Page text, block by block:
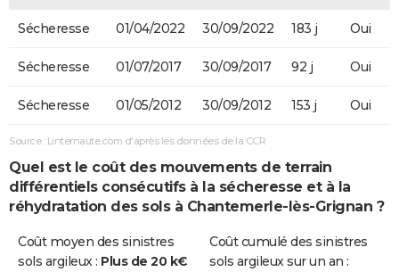
Sécheresse 01/04/2022 30/09/2022 183 j Oui
Sécheresse 01/07/2017 30/09/2017 92 j Oui
Sécheresse 01/05/2012 30/09/2012 153 j Oui
Source : Linternaute.com d'après les données de la CCR
Quel est le coût des mouvements de terrain
différentiels consécutifs à la sécheresse et à la
réhydratation des sols à Chantemerle-lès-Grignan ?
Coût moyen des sinistres
sols argileux : Plus de 20 k€
Coût cumulé des sinistres
sols argileux sur un an :